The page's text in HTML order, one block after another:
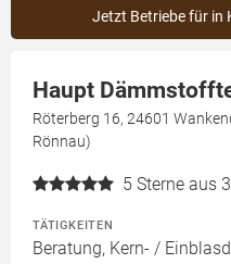
Jetzt Betriebe für in
Haupt
Röterberg 16, 24601
Rönnau)
5 Sterne aus
TÄTIGKEITEN
Beratung, Kern- /